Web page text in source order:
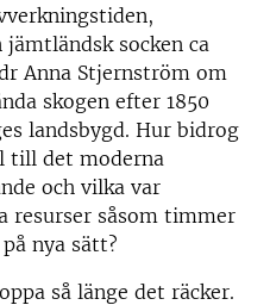
socken ca
Anna Stjernström om
skogen efter 1850
landsbygd. Hur bidrog
till det moderna
och vilka var
resurser såsom timmer
nya sätt?
så länge det räcker.